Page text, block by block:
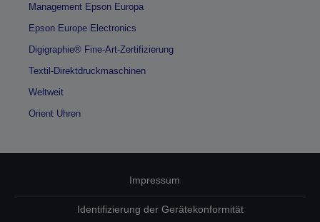
Management Epson Europa
Epson Europe Electronics
Digigraphie® Fine-Art-Zertifizierung
Textil-Direktdruckmaschinen
Weltweit
Orient Uhren
Impressum
Identifizierung der Gerätekonformität